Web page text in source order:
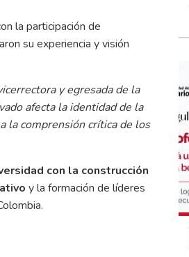
la participación de
su experiencia y visión
y egresada de la
afecta la identidad de la
la comprensión crítica de los
con la construcción
y la formación de líderes